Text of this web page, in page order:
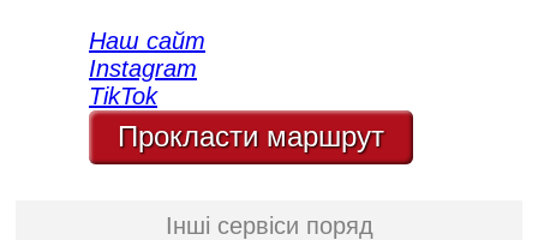
Наш сайт
Instagram
TikTok
Прокласти маршрут
Інші сервіси поряд